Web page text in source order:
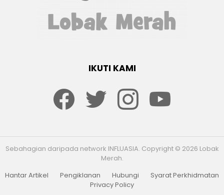
IKUTI KAMI
Sebahagian daripada network INFLUASIA. Copyright © 2026 Lobak
Merah.
Hantar Artikel
Pengiklanan Hubungi
Syarat Perkhidmatan
Privacy Policy